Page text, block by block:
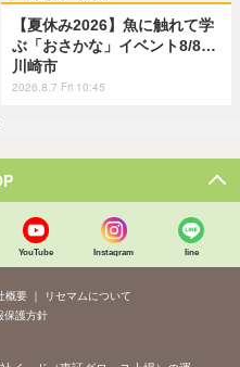
【夏休み2026】魚に触れて学
ぶ「おさかな」イベント8/8…
川崎市
2026.8.7 Fri 10:45
YouTube Instagram line
概要
リセマムについて
保護方針